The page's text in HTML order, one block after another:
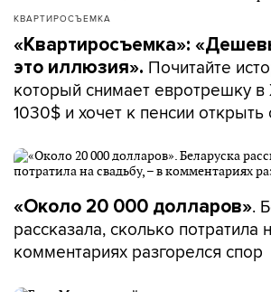
КВАРТИРОСЪЕМКА
«Квартиросъемка»:
это иллюзия». Почитайте
который снимает евротрешку
1030$ и хочет к пенсии открыть
«Около 20 000 долларов».
рассказала, сколько потратила
комментариях разгорелся спор